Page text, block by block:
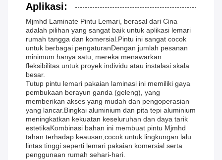
Aplikasi:
Mjmhd Laminate Pintu Lemari, berasal dari Cina
adalah pilihan yang sangat baik untuk aplikasi lemari
rumah tangga dan komersial.Pintu ini sangat cocok
untuk berbagai pengaturanDengan jumlah pesanan
minimum hanya satu, mereka menawarkan
fleksibilitas untuk proyek individu atau instalasi skala
besar.
Tutup pintu lemari pakaian laminasi ini memiliki gaya
pembukaan berayun ganda (geleng), yang
memberikan akses yang mudah dan pengoperasian
yang lancar.Bingkai aluminium dan pita tepi aluminium
meningkatkan kekuatan keseluruhan dan daya tarik
estetikaKombinasi bahan ini membuat pintu Mjmhd
tahan terhadap keausan,cocok untuk lingkungan lalu
lintas tinggi seperti lemari pakaian komersial serta
penggunaan rumah sehari-hari.